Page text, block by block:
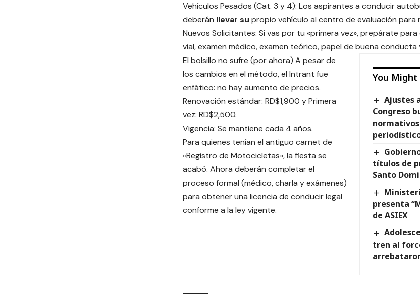
Vehículos Pesados (Cat. 3 y 4): Los aspirantes a conducir
deberán llevar su propio vehículo al centro de evaluación para
Nuevos Solicitantes: Si vas por tu «primera vez», prepárate
vial, examen médico, examen teórico, papel de buena
You Might
Ajustes
Congreso
títulos de
Santo
presenta
de ASIEX
tren al
El bolsillo no sufre (por ahora) A pesar de
los cambios en el método, el Intrant fue
enfático: no hay aumento de precios.
Renovación estándar: RD$1,900 y Primera
vez: RD$2,500.
Vigencia: Se mantiene cada 4 años.
Para quienes tenían el antiguo carnet de
«Registro de Motocicletas», la fiesta se
acabó. Ahora deberán completar el
proceso formal (médico, charla y exámenes)
para obtener una licencia de conducir legal
conforme a la ley vigente.